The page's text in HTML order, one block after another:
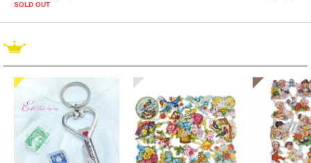
SOLD OUT